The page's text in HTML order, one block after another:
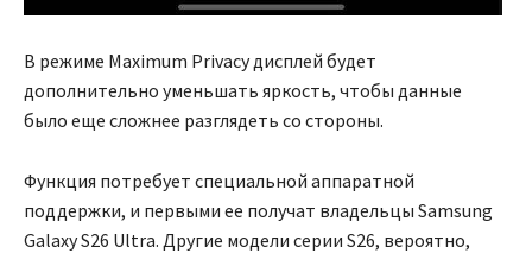
В режиме Maximum Privacy дисплей будет
дополнительно уменьшать яркость, чтобы данные
было еще сложнее разглядеть со стороны.
Функция потребует специальной аппаратной
поддержки, и первыми ее получат владельцы Samsung
Galaxy S26 Ultra. Другие модели серии S26, вероятно,